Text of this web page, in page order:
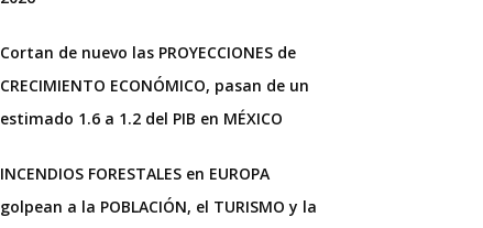
Cortan de nuevo las PROYECCIONES de
CRECIMIENTO ECONÓMICO, pasan de un
estimado 1.6 a 1.2 del PIB en MÉXICO
INCENDIOS FORESTALES en EUROPA
golpean a la POBLACIÓN, el TURISMO y la